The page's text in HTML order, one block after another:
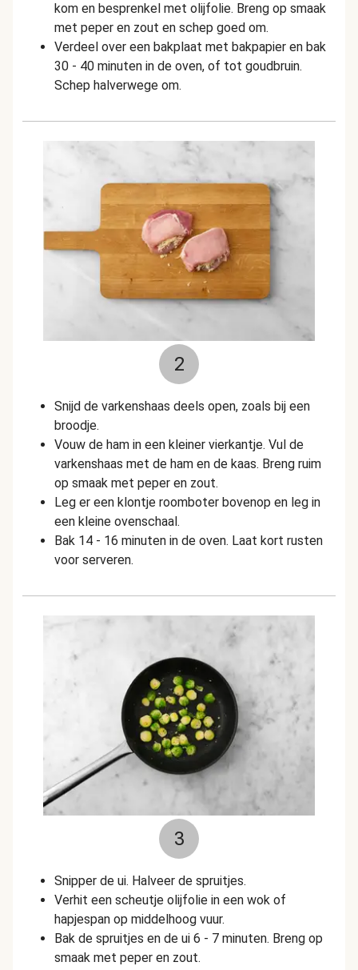
kom en besprenkel met olijfolie. Breng op smaak
met peper en zout en schep goed om.
Verdeel over een bakplaat met bakpapier en bak
30 - 40 minuten in de oven, of tot goudbruin.
Schep halverwege om.
2
Snijd de varkenshaas deels open, zoals bij een
broodje.
Vouw de ham in een kleiner vierkantje. Vul de
varkenshaas met de ham en de kaas. Breng ruim
op smaak met peper en zout.
Leg er een klontje roomboter bovenop en leg in
een kleine ovenschaal.
Bak 14 - 16 minuten in de oven. Laat kort rusten
voor serveren.
3
Snipper de ui. Halveer de spruitjes.
Verhit een scheutje olijfolie in een wok of
hapjespan op middelhoog vuur.
Bak de spruitjes en de ui 6 - 7 minuten. Breng op
smaak met peper en zout.